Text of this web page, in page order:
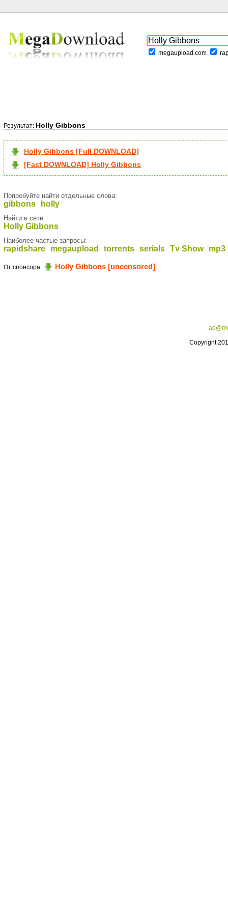
megaupload.com
Результат: Holly Gibbons
Holly Gibbons [Full DOWNLOAD]
[Fast DOWNLOAD] Holly Gibbons
Попробуйте найти отдельные слова:
gibbons holly
Найти в сети:
Holly Gibbons
Наиболее частые запросы:
rapidshare megaupload torrents serials Tv Show mp3
От спонсора: Holly Gibbons [uncensored]
Copyright